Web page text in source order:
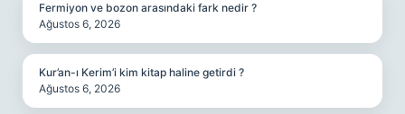
Fermiyon ve bozon arasındaki fark nedir ?
Ağustos 6, 2026
Kur’an-ı Kerim’i kim kitap haline getirdi ?
Ağustos 6, 2026